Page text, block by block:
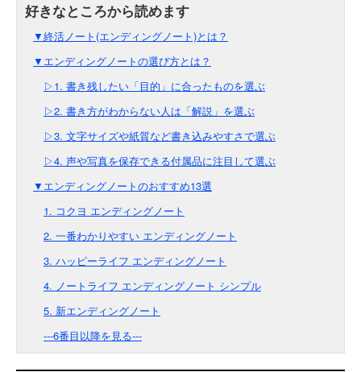
▼終活ノート(エンディングノート)とは？
▼エンディングノートの選び方とは？
▷1. 書き残したい「目的」に合ったものを選ぶ
▷2. 書き方がわからない人は「解説」を選ぶ
▷3. 文字サイズや紙質など書き込みやすさで選ぶ
▷4. 声や写真を保存できる付属品に注目して選ぶ
▼エンディングノートのおすすめ13選
1. コクヨ エンディングノート
2. 一番わかりやすい エンディングノート
3. ハッピーライフ エンディングノート
4. ノートライフ エンディングノート シンプル
5. 新エンディングノート
---6番目以降を見る---